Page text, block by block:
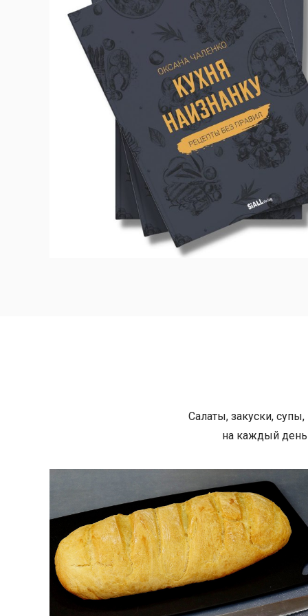
Салаты, закуски,
на каждый день